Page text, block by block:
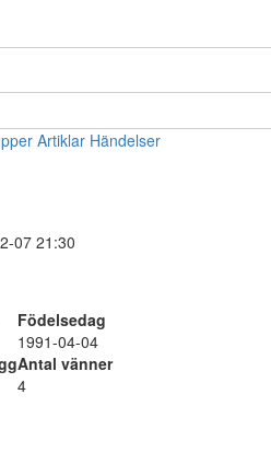
Artiklar Händelser
07 21:30
Födelsedag
1991-04-04
Antal vänner
4